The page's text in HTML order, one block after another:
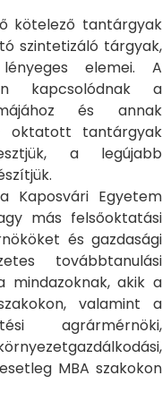
kötelező tantárgyak
szintetizáló tárgyak,
elemei. A
kapcsolódnak a
és annak
oktatott tantárgyak
a legújabb
Kaposvári Egyetem
más felsőoktatási
és gazdasági
továbbtanulási
mindazoknak, akik a
valamint a
agrármérnöki,
MBA szakokon